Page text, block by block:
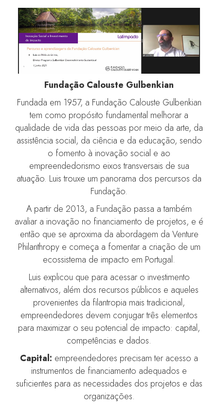
Fundação Calouste Gulbenkian
Fundada em 1957, a Fundação Calouste Gulbenkian
tem como propósito fundamental melhorar a
qualidade de vida das pessoas por meio da arte, da
assistência social, da ciência e da educação, sendo
o fomento à inovação social e ao
empreendedorismo eixos transversais de sua
atuação. Luis trouxe um panorama dos percursos da
Fundação.
A partir de 2013, a Fundação passa a também
avaliar a inovação no financiamento de projetos, e é
então que se aproxima da abordagem da Venture
Philanthropy e começa a fomentar a criação de um
ecossistema de impacto em Portugal.
Luis explicou que para acessar o investimento
alternativos, além dos recursos públicos e aqueles
provenientes da filantropia mais tradicional,
empreendedores devem conjugar três elementos
para maximizar o seu potencial de impacto: capital,
competências e dados.
Capital: empreendedores precisam ter acesso a
instrumentos de financiamento adequados e
suficientes para as necessidades dos projetos e das
organizações.